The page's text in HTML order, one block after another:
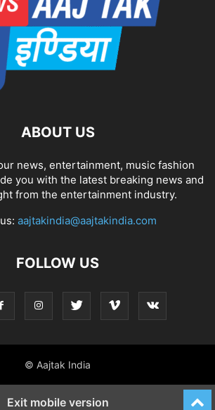
ABOUT US
news, entertainment, music fashion
you with the latest breaking news and
from the entertainment industry.
aajtakindia@aajtakindia.com
FOLLOW US
© Aajtak India
Exit mobile version